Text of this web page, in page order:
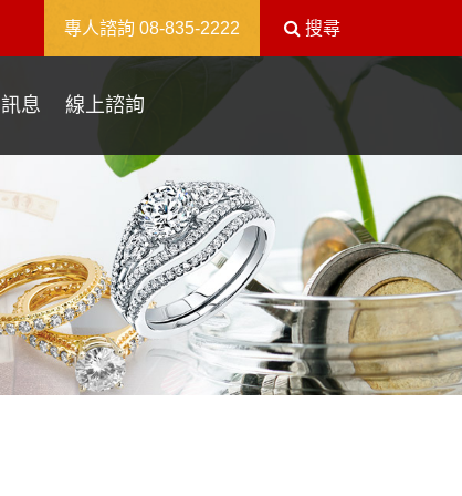
送出
專人諮詢 08-835-2222 搜尋
息 線上諮詢